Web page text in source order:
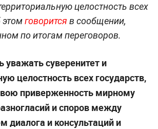
целостность всех
этомговорится в сообщении,
по итогам переговоров.
уважать суверенитет и
целостность всех государств,
приверженность мирному
и споров между
диалога и консультаций и